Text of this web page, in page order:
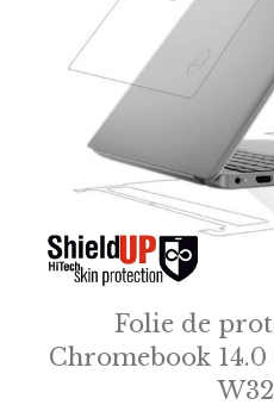
Folie de
Chromebook